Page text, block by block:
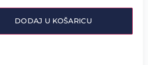
DODAJ U KOŠARICU